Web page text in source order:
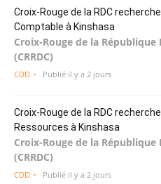
Croix-Rouge de la RDC
Comptable à Kinshasa
Croix-Rouge de la
(CRRDC)
CDD Publié il y a 2 jours
Croix-Rouge de la RDC
Ressources à Kinshasa
Croix-Rouge de la
(CRRDC)
CDD Publié il y a 2 jours